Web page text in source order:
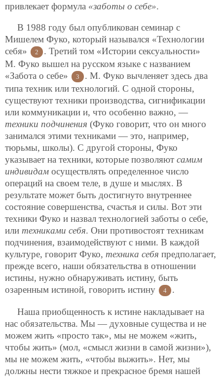
привлекает формула «заботы о себе».
В 1988 году был опубликован семинар с
Мишелем Фуко, который назывался «Технологии
себя»
2
. Третий том «Истории сексуальности»
М. Фуко вышел на русском языке с названием
«Забота о себе»
3
. М. Фуко вычленяет здесь два
типа техник или технологий. С одной стороны,
существуют техники производства, сигнификации
или коммуникации и, что особенно важно, —
техники подчинения (Фуко говорит, что он много
занимался этими техниками — это, например,
тюрьмы, школы). С другой стороны, Фуко
указывает на техники, которые позволяют самим
индивидам осуществлять определенное число
операций на своем теле, в душе и мыслях. В
результате может быть достигнуто внутреннее
состояние совершенства, счастья и силы. Вот эти
техники Фуко и назвал технологией заботы о себе,
или техниками себя. Они противостоят техникам
подчинения, взаимодействуют с ними. В каждой
культуре, говорит Фуко, техника себя предполагает,
прежде всего, наши обязательства в отношении
истины, нужно обнаруживать истину, быть
озаренным истиной, говорить истину
4 .
Наша приобщенность к истине накладывает на
нас обязательства. Мы — духовные существа и не
можем жить «просто так», мы не можем «жить,
чтобы жить» (мол, «смысл жизни в самой жизни»),
мы не можем жить, «чтобы выжить». Нет, мы
должны нести тяжкое и прекрасное бремя нашей